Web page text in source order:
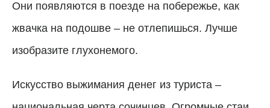
Они появляются в поезде на побережье, как
жвачка на подошве – не отлепишься. Лучше
изобразите глухонемого.
Искусство выжимания денег из туриста –